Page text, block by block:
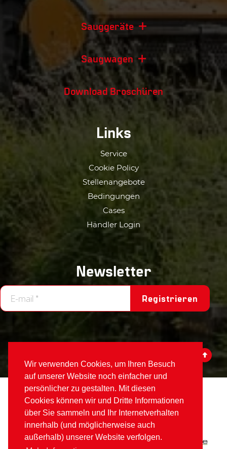
Wir verwenden Cookies, um Ihren Besuch
auf unserer Website noch einfacher und
persönlicher zu gestalten. Mit diesen
Cookies können wir und Dritte Informationen
über Sie sammeln und Ihr Internetverhalten
innerhalb (und möglicherweise auch
außerhalb) unserer Website verfolgen.
Sauggeräte
Saugwagen
Download Broschüren
Links
Service
Cookie Policy
Stellenangebote
Bedingungen
Cases
Händler Login
Newsletter
Registrieren
Votex ©2026
Element vonAlamo Group The Netherlands